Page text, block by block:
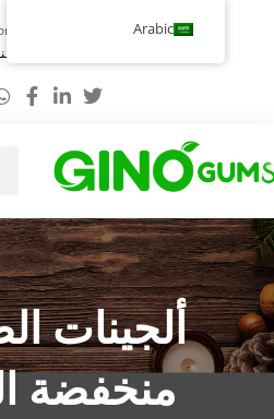
86-371-58693987
ألجينات
منخفضة
Arabic